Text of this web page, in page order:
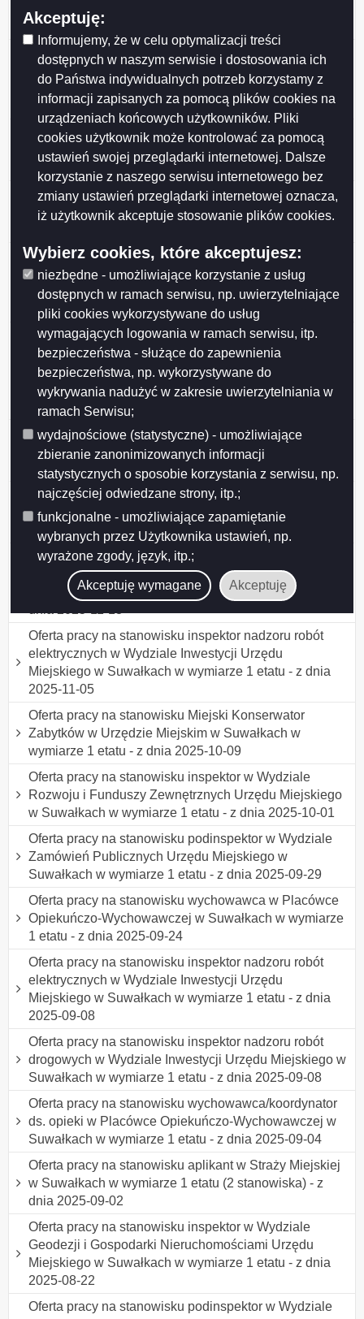
Akceptuję:
Informujemy, że w celu optymalizacji treści
dostępnych w naszym serwisie i dostosowania ich
do Państwa indywidualnych potrzeb korzystamy z
informacji zapisanych za pomocą plików cookies na
urządzeniach końcowych użytkowników. Pliki
cookies użytkownik może kontrolować za pomocą
ustawień swojej przeglądarki internetowej. Dalsze
korzystanie z naszego serwisu internetowego bez
zmiany ustawień przeglądarki internetowej oznacza,
iż użytkownik akceptuje stosowanie plików cookies.
Wybierz cookies, które akceptujesz:
niezbędne - umożliwiające korzystanie z usług
dostępnych w ramach serwisu, np. uwierzytelniające
pliki cookies wykorzystywane do usług
wymagających logowania w ramach serwisu, itp.
bezpieczeństwa - służące do zapewnienia
bezpieczeństwa, np. wykorzystywane do
wykrywania nadużyć w zakresie uwierzytelniania w
ramach Serwisu;
wydajnościowe (statystyczne) - umożliwiające
zbieranie zanonimizowanych informacji
statystycznych o sposobie korzystania z serwisu, np.
najczęściej odwiedzane strony, itp.;
funkcjonalne - umożliwiające zapamiętanie
wybranych przez Użytkownika ustawień, np.
wyrażone zgody, język, itp.;
Akceptuję wymagane Akceptuję
Urzędzie Miejskim w Suwałkach w wymiarze 1 etatu - z
dnia 2026-02-17
Oferta pracy na stanowisku młodszy
wychowawca/czyni w Placówce Opiekuńczo-
Wychowawczej w Suwałkach w wymiarze 1 etatu - z
dnia 2026-02-12
Oferta pracy na stanowisku samodzielny referent/-ka w
Placówce Opiekuńczo-Wychowawczej w Suwałkach w
wymiarze 1 etatu (zastępstwo) - z dnia 2026-02-02
Oferta pracy na stanowisku podinspektor/-ka w
Urzędzie Stanu Cywilnego Urzędu Miejskiego w
Oferta pracy na stanowisku główny specjalista/-ka
nadzoru robót konstrukcyjnych w Wydziale Inwestycji
Urzędu Miejskiego w Suwałkach w wymiarze 1 etatu -
z dnia 2026-01-23
Oferta pracy na stanowisku
wychowawca/wychowawczyni -
koordynator/koordynatorka ds. opieki w Placówce
Opiekuńczo-Wychowawczej w Suwałkach w wymiarze
1 etatu - z dnia 2026-01-12
Oferta pracy na stanowisku inspektor nadzoru robót
drogowych w Wydziale Inwestycji Urzędu Miejskiego w
Suwałkach w wymiarze 1 etatu - z dnia 2025-12-31
Oferta pracy na stanowisku inspektor nadzoru robót
drogowych w Wydziale Inwestycji Urzędu Miejskiego w
Suwałkach w wymiarze 1 etatu - z dnia 2025-11-24
Oferta pracy na stanowisku koordynator ds. opieki /
starszy wychowawca w Placówce Opiekuńczo-
Wychowawczej w Suwałkach w wymiarze 1 etatu - z
Oferta pracy na stanowisku inspektor nadzoru robót
elektrycznych w Wydziale Inwestycji Urzędu
Miejskiego w Suwałkach w wymiarze 1 etatu - z dnia
2025-11-05
Oferta pracy na stanowisku Miejski Konserwator
Zabytków w Urzędzie Miejskim w Suwałkach w
wymiarze 1 etatu - z dnia 2025-10-09
Oferta pracy na stanowisku inspektor w Wydziale
Rozwoju i Funduszy Zewnętrznych Urzędu Miejskiego
w Suwałkach w wymiarze 1 etatu - z dnia 2025-10-01
Oferta pracy na stanowisku podinspektor w Wydziale
Zamówień Publicznych Urzędu Miejskiego w
Suwałkach w wymiarze 1 etatu - z dnia 2025-09-29
Oferta pracy na stanowisku wychowawca w Placówce
Opiekuńczo-Wychowawczej w Suwałkach w wymiarze
1 etatu - z dnia 2025-09-24
Oferta pracy na stanowisku inspektor nadzoru robót
elektrycznych w Wydziale Inwestycji Urzędu
Miejskiego w Suwałkach w wymiarze 1 etatu - z dnia
2025-09-08
Oferta pracy na stanowisku inspektor nadzoru robót
drogowych w Wydziale Inwestycji Urzędu Miejskiego w
Suwałkach w wymiarze 1 etatu - z dnia 2025-09-08
Oferta pracy na stanowisku wychowawca/koordynator
ds. opieki w Placówce Opiekuńczo-Wychowawczej w
Suwałkach w wymiarze 1 etatu - z dnia 2025-09-04
Oferta pracy na stanowisku aplikant w Straży Miejskiej
w Suwałkach w wymiarze 1 etatu (2 stanowiska) - z
dnia 2025-09-02
Oferta pracy na stanowisku inspektor w Wydziale
Geodezji i Gospodarki Nieruchomościami Urzędu
Miejskiego w Suwałkach w wymiarze 1 etatu - z dnia
2025-08-22
Oferta pracy na stanowisku podinspektor w Wydziale